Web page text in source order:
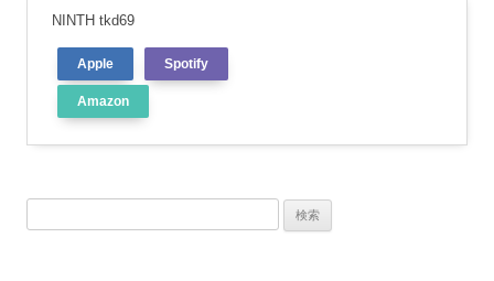
NINTH tkd69
Apple Spotify
Amazon